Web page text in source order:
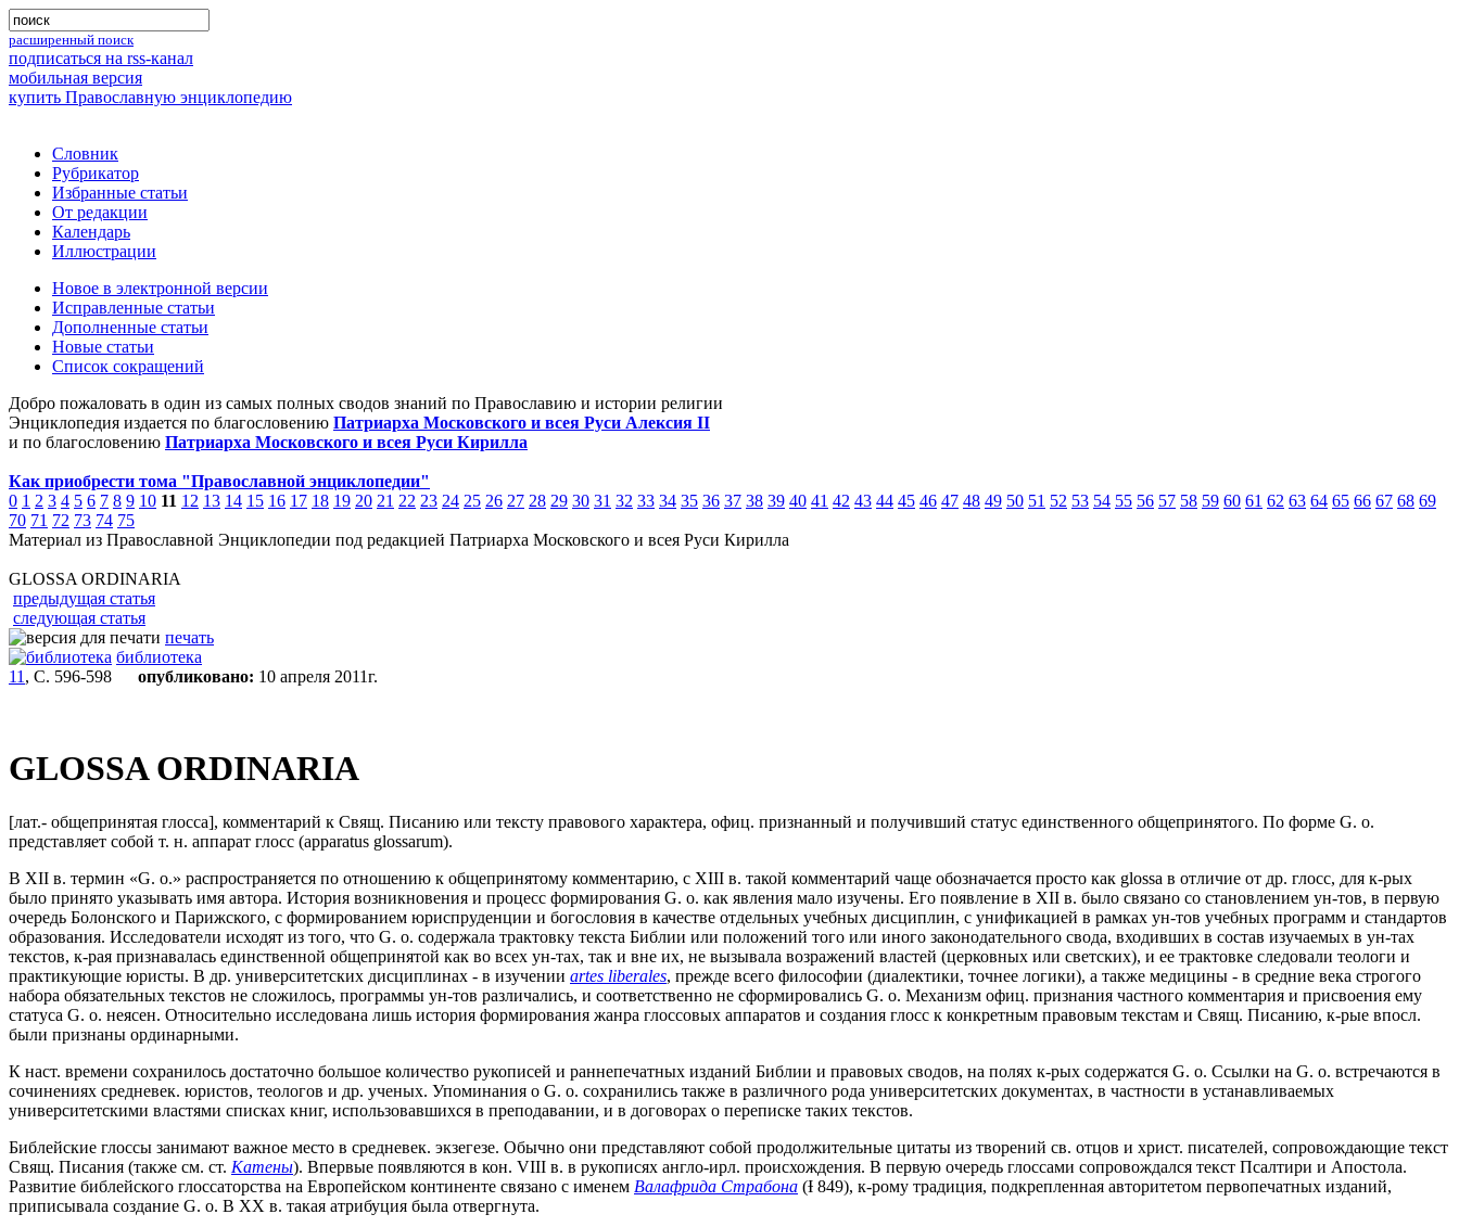
расширенный поиск
подписаться на rss-канал
мобильная версия
купить Православную энциклопедию
Словник
Рубрикатор
Избранные статьи
От редакции
Календарь
Иллюстрации
Новое в электронной версии
Исправленные статьи
Дополненные статьи
Новые статьи
Список сокращений
Добро пожаловать в один из самых полных сводов знаний по Православию и истории религии
Энциклопедия издается по благословению Патриарха Московского и всея Руси Алексия II
и по благословению Патриарха Московского и всея Руси Кирилла
Как приобрести тома "Православной энциклопедии"
0 1 2 3 4 5 6 7 8 9 10 11 12 13 14 15 16 17 18 19 20 21 22 23 24 25 26 27 28 29 30 31 32 33 34 35 36 37 38 39 40 41 42 43 44 45 46 47 48 49 50 51 52 53 54 55 56 57 58 59 60 61 62 63 64 65 66 67 68 69
70 71 72 73 74 75
Материал из Православной Энциклопедии под редакцией Патриарха Московского и всея Руси Кирилла
GLOSSA ORDINARIA
предыдущая статья
следующая статья
печать
библиотека
11 , С. 596-598 опубликовано: 10 апреля 2011г.
GLOSSA ORDINARIA
[лат.- общепринятая глосса], комментарий к Свящ. Писанию или тексту правового характера, офиц. признанный и получивший статус единственного общепринятого. По форме G. o.
представляет собой т. н. аппарат глосс (apparatus glossarum).
В XII в. термин «G. o.» распространяется по отношению к общепринятому комментарию, с XIII в. такой комментарий чаще обозначается просто как glossa в отличие от др. глосс, для к-рых
было принято указывать имя автора. История возникновения и процесс формирования G. o. как явления мало изучены. Его появление в XII в. было связано со становлением ун-тов, в первую
очередь Болонского и Парижского, с формированием юриспруденции и богословия в качестве отдельных учебных дисциплин, с унификацией в рамках ун-тов учебных программ и стандартов
образования. Исследователи исходят из того, что G. o. содержала трактовку текста Библии или положений того или иного законодательного свода, входивших в состав изучаемых в ун-тах
текстов, к-рая признавалась единственной общепринятой как во всех ун-тах, так и вне их, не вызывала возражений властей (церковных или светских), и ее трактовке следовали теологи и
практикующие юристы. В др. университетских дисциплинах - в изучении artes liberales, прежде всего философии (диалектики, точнее логики), а также медицины - в средние века строгого
набора обязательных текстов не сложилось, программы ун-тов различались, и соответственно не сформировались G. o. Механизм офиц. признания частного комментария и присвоения ему
статуса G. o. неясен. Относительно исследована лишь история формирования жанра глоссовых аппаратов и создания глосс к конкретным правовым текстам и Свящ. Писанию, к-рые впосл.
были признаны ординарными.
К наст. времени сохранилось достаточно большое количество рукописей и раннепечатных изданий Библии и правовых сводов, на полях к-рых содержатся G. o. Ссылки на G. o. встречаются в
сочинениях средневек. юристов, теологов и др. ученых. Упоминания о G. o. сохранились также в различного рода университетских документах, в частности в устанавливаемых
университетскими властями списках книг, использовавшихся в преподавании, и в договорах о переписке таких текстов.
Библейские глоссы занимают важное место в средневек. экзегезе. Обычно они представляют собой продолжительные цитаты из творений св. отцов и христ. писателей, сопровождающие текст
Свящ. Писания (также см. ст. Катены). Впервые появляются в кон. VIII в. в рукописях англо-ирл. происхождения. В первую очередь глоссами сопровождался текст Псалтири и Апостола.
Развитие библейского глоссаторства на Европейском континенте связано с именем Валафрида Страбона (Ɨ 849), к-рому традиция, подкрепленная авторитетом первопечатных изданий,
приписывала создание G. o. В XX в. такая атрибуция была отвергнута.